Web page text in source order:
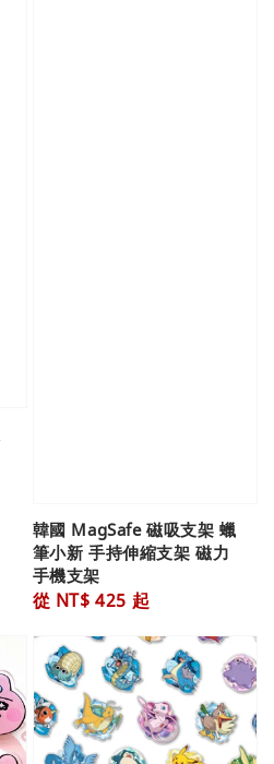
韓國 MagSafe 磁吸支架 蠟
筆小新 手持伸縮支架 磁力
手機支架
Regular
從 NT$ 425 起